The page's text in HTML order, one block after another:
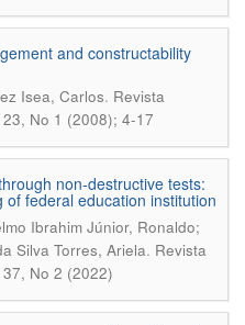
and constructability
Isea, Carlos. Revista
No 1 (2008); 4-17
non-destructive tests:
federal education institution
Ibrahim Júnior, Ronaldo;
Silva Torres, Ariela. Revista
No 2 (2022)